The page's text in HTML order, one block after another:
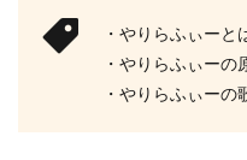
・やりらふぃーと
・やりらふぃーの
・やりらふぃーの